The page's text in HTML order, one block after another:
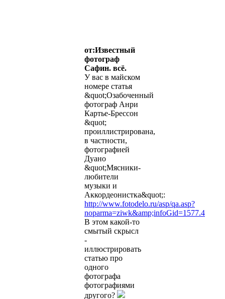
от:Известный
фотограф
Сафин. всё.
У вас в майском
номере статья
&quot;Озабоченный
фотограф Анри
Картье-Брессон
&quot;
проиллистрирована,
в частности,
фотографией
Дуано
&quot;Мясники-
любители
музыки и
Аккордеонистка&quot;:
http://www.fotodelo.ru/asp/qa.asp?
noparma=ziwk&amp;infoGid=1577.4
В этом какой-то
смытый скрысл
-
иллюстрировать
статью про
одного
фотографа
фотографиями
другого?